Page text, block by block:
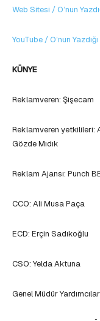
Web Sitesi / O’nun
YouTube / O’nun
KÜNYE
Reklamveren: Şişecam
Reklamveren yetkilileri:
Gözde Mıdık
Reklam Ajansı: Punch
CCO: Ali Musa Paça
ECD: Erçin Sadıkoğlu
CSO: Yelda Aktuna
Genel Müdür